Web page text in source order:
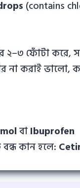
(contains
২–৩ ফোঁটা করে,
না করাই
বাIbuprofen
বন্ধ কান হলে: